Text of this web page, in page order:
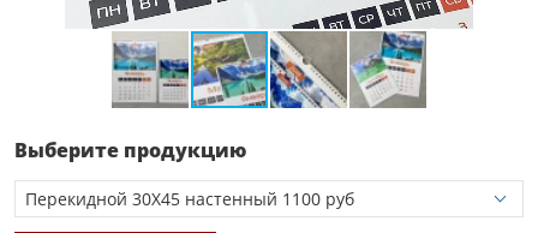
Выберите продукцию